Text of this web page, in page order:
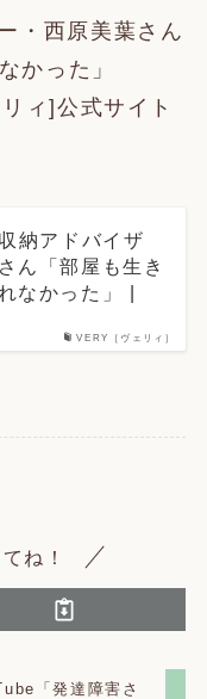
・西原美葉さん
かった」
ィ]公式サイト
VERY［ヴェリィ］
納アドバイザ
ん「部屋も生き
なかった」 |
ね！
「発達障害さ